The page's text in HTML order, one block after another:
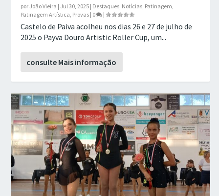
por João Vieira | Jul 30, 2025 | Destaques Notícias Patinagem
Patinagem Artística Provas | 0 |
Castelo de Paiva acolheu nos dias 26 e 27 de julho de
2025 o Payva Douro Artistic Roller Cup, um...
consulte Mais informação